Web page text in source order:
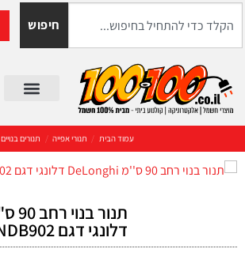
חיפוש
עמוד הבית / תנורי אפייה / תנורים בנויים
דלונגי דגם NDB902